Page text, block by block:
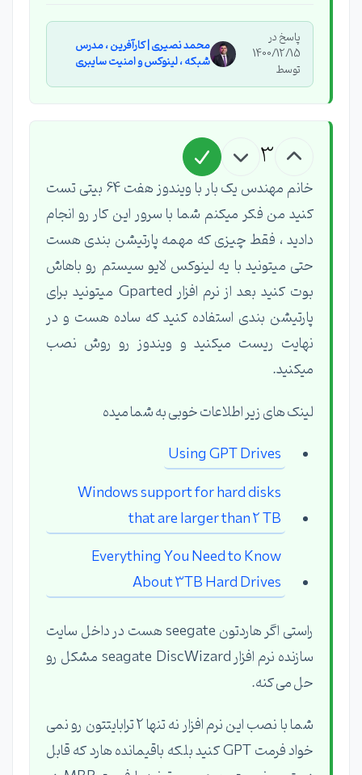
پاسخ در
1400/12/15
توسط
محمد نصیری | کارآفرین ، مدرس
شبکه ، لینوکس و امنیت سایبری
3
خانم مهندس یک بار با ویندوز هفت 64 بیتی تست
کنید من فکر میکنم شما با سرور این کار رو انجام
دادید ، فقط چیزی که مهمه پارتیشن بندی هست
حتی میتونید با یه لینوکس لایو سیستم رو باهاش
بوت کنید بعد از نرم افزار Gparted میتونید برای
پارتیشن بندی استفاده کنید که ساده هست و در
نهایت ریست میکنید و ویندوز رو روش نصب
میکنید.
لینک های زیر اطلاعات خوبی به شما میده
Using GPT Drives
Windows support for hard disks
that are larger than 2 TB
Everything You Need to Know
About 3TB Hard Drives
راستی اگر هاردتون seegate هست در داخل سایت
سازنده نرم افزار seagate DiscWizard مشکل رو
حل می کنه.
شما با نصب این نرم افزار نه تنها 2 ترابایتتون رو نمی
خواد فرمت GPT کنید بلکه باقیمانده هارد که قابل